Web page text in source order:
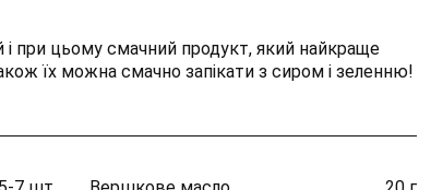
і при цьому смачний продукт, який найкраще
їх можна смачно запікати з сиром і зеленню!